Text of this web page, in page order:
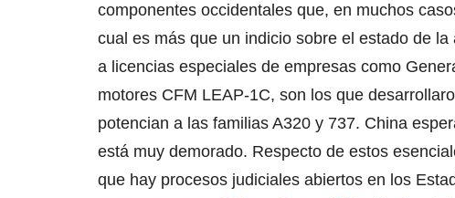
componentes occidentales que, en muchos
cual es más que un indicio sobre el estado de
a licencias especiales de empresas como
motores CFM LEAP-1C, son los que
potencian a las familias A320 y 737. China
está muy demorado. Respecto de estos
que hay procesos judiciales abiertos en los